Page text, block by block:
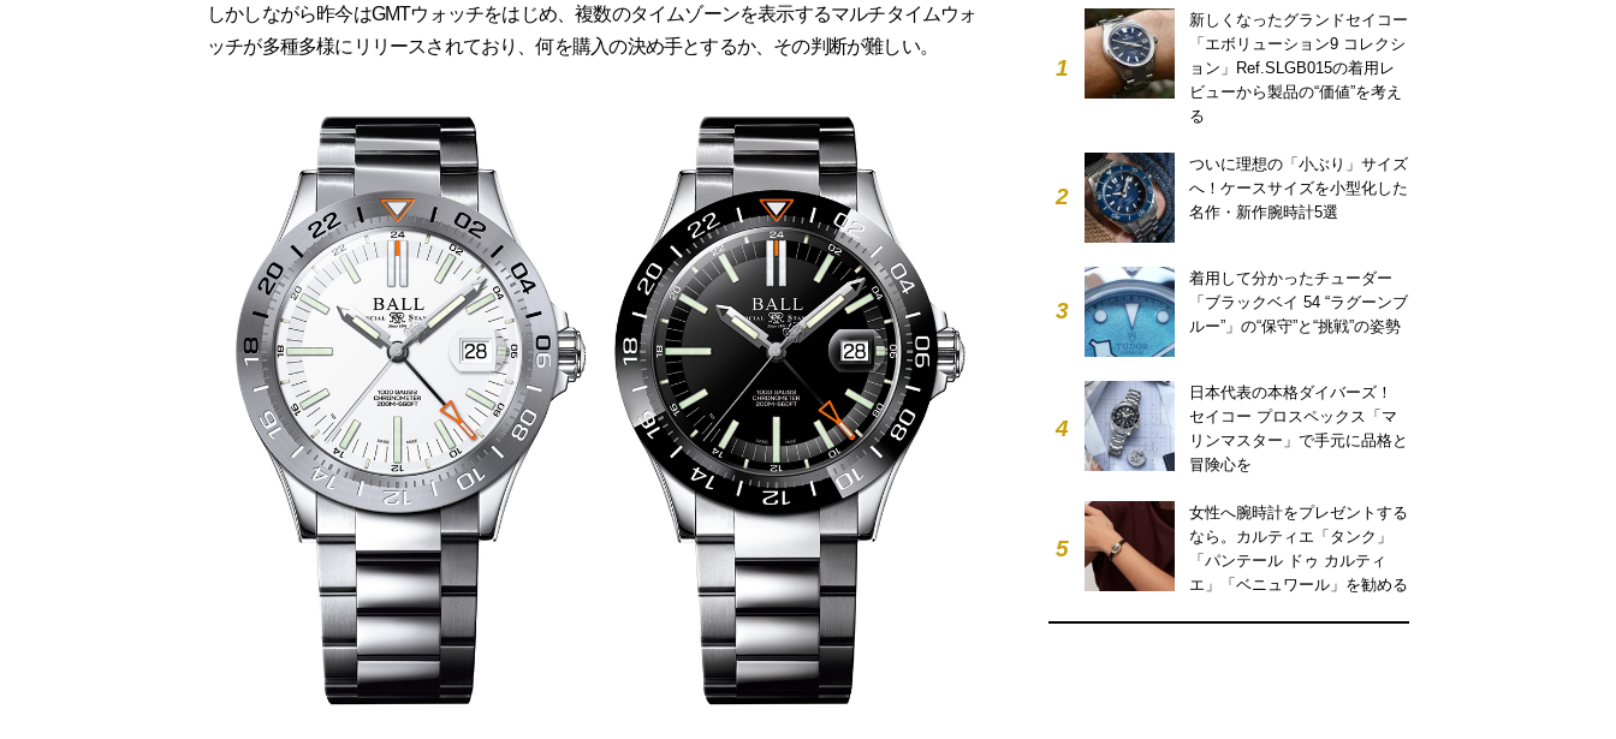
しかしながら昨今はGMTウォッチをはじめ、複数のタイムゾーンを表示するマルチタイムウォ
ッチが多種多様にリリースされており、何を購入の決め手とするか、その判断が難しい。
1
新しくなったグランドセイコー
「エボリューション9 コレクシ
ョン」Ref.SLGB015の着用レ
ビューから製品の“価値”を考え
る
2
ついに理想の「小ぶり」サイズ
へ！ケースサイズを小型化した
名作・新作腕時計5選
3
着用して分かったチューダー
「ブラックベイ 54 “ラグーンブ
ルー”」の“保守”と“挑戦”の姿勢
4
日本代表の本格ダイバーズ！
セイコー プロスペックス「マ
リンマスター」で手元に品格と
冒険心を
5
女性へ腕時計をプレゼントする
なら。カルティエ「タンク」
「パンテール ドゥ カルティ
エ」「ベニュワール」を勧める